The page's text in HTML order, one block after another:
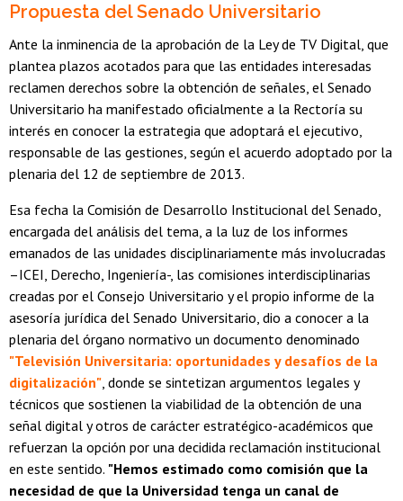
Propuesta del Senado Universitario
Ante la inminencia de la aprobación de la Ley de TV Digital, que
plantea plazos acotados para que las entidades interesadas
reclamen derechos sobre la obtención de señales, el Senado
Universitario ha manifestado oficialmente a la Rectoría su
interés en conocer la estrategia que adoptará el ejecutivo,
responsable de las gestiones, según el acuerdo adoptado por la
plenaria del 12 de septiembre de 2013.
Esa fecha la Comisión de Desarrollo Institucional del Senado,
encargada del análisis del tema, a la luz de los informes
emanados de las unidades disciplinariamente más involucradas
–ICEI, Derecho, Ingeniería-, las comisiones interdisciplinarias
creadas por el Consejo Universitario y el propio informe de la
asesoría jurídica del Senado Universitario, dio a conocer a la
plenaria del órgano normativo un documento denominado
"Televisión Universitaria: oportunidades y desafíos de la
digitalización" , donde se sintetizan argumentos legales y
técnicos que sostienen la viabilidad de la obtención de una
señal digital y otros de carácter estratégico-académicos que
refuerzan la opción por una decidida reclamación institucional
en este sentido. "Hemos estimado como comisión que la
necesidad de que la Universidad tenga un canal de